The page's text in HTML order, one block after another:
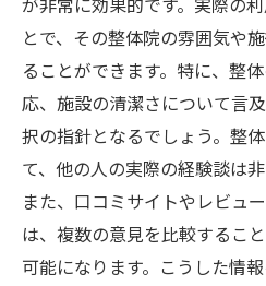
が非常に効果的です。実際の
とで、その整体院の雰囲気や
ることができます。特に、整
応、施設の清潔さについて言
択の指針となるでしょう。整
て、他の人の実際の経験談は
また、口コミサイトやレビュ
は、複数の意見を比較するこ
可能になります。こうした情